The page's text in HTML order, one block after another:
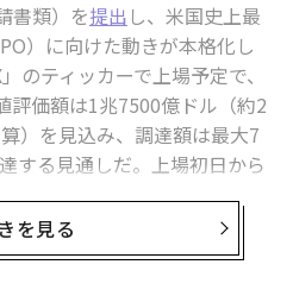
書類）を提出 し、米国史上最
）に向けた動きが本格化し
のティッカーで上場予定で、
評価額は1兆7500億ドル（約2
）を見込み、調達額は最大7
する見通しだ。上場初日から
肩を並べる存在となる。
ケット企業ではない。打ち
を見る